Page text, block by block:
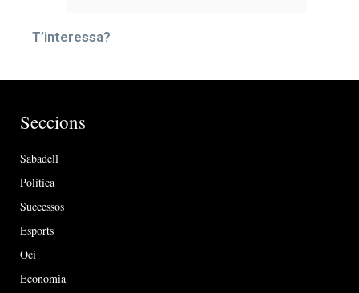
T’interessa?
Seccions
Sabadell
Política
Successos
Esports
Oci
Economia